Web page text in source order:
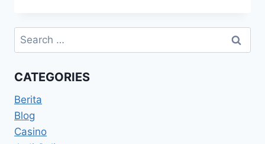
Search
for:
CATEGORIES
Berita
Blog
Casino